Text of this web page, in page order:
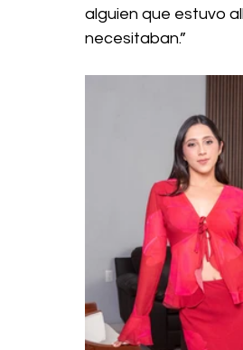
alguien que estuvo
necesitaban.”